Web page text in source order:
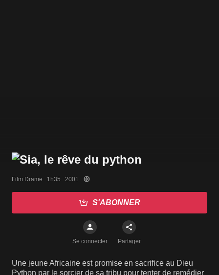
Film Drame   1h35   2001
S'ABONNER
Se connecter Partager
Une jeune Africaine est promise en sacrifice au Dieu
Python par le sorcier de sa tribu pour tenter de remédier